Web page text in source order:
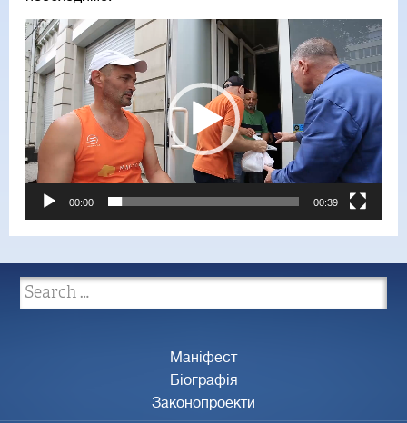
Video
Player
00:00 00:39
Маніфест
Біографія
Законопроекти